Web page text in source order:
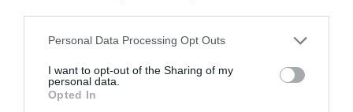
Please note that this website/app uses one or more Google
not limited to your visit or usage behaviour. You may click to
grant or deny consent to Google and its third-party tags to
use your data for below specified purposes in below Google
Personal Data Processing Opt Outs
I want to opt-out of the Sharing of my
personal data.
Opted In